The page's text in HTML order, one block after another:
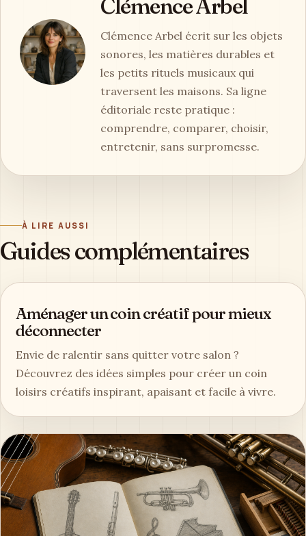
Clémence Arbel
Clémence Arbel écrit sur les objets
sonores, les matières durables et
les petits rituels musicaux qui
traversent les maisons. Sa ligne
éditoriale reste pratique :
comprendre, comparer, choisir,
entretenir, sans surpromesse.
À LIRE AUSSI
Guides complémentaires
Aménager un coin créatif pour mieux
déconnecter
Envie de ralentir sans quitter votre salon ?
Découvrez des idées simples pour créer un coin
loisirs créatifs inspirant, apaisant et facile à vivre.